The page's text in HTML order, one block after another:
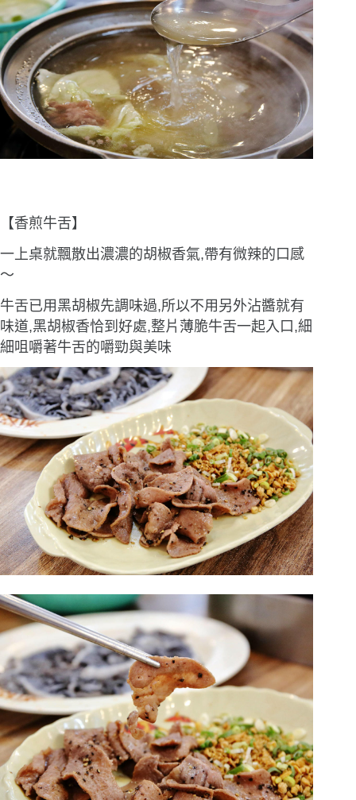
【香煎牛舌】
一上桌就飄散出濃濃的胡椒香氣,帶有微辣的口感
〜
牛舌已用黑胡椒先調味過,所以不用另外沾醬就有
味道,黑胡椒香恰到好處,整片薄脆牛舌一起入口,細
細咀嚼著牛舌的嚼勁與美味